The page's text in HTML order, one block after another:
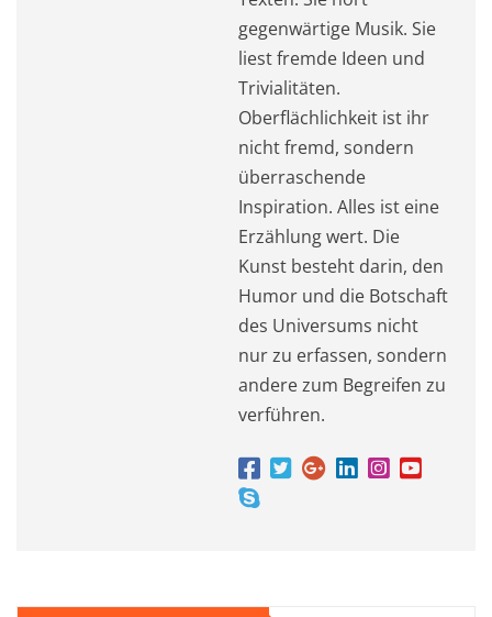
gegenwärtige Musik. Sie
liest fremde Ideen und
Trivialitäten.
Oberflächlichkeit ist ihr
nicht fremd, sondern
überraschende
Inspiration. Alles ist eine
Erzählung wert. Die
Kunst besteht darin, den
Humor und die Botschaft
des Universums nicht
nur zu erfassen, sondern
andere zum Begreifen zu
verführen.